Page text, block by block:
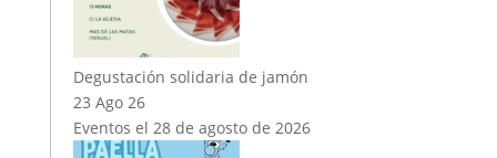
Degustación solidaria de jamón
23 Ago 26
Eventos el 28 de agosto de 2026